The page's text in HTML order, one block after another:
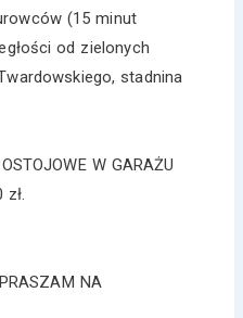
(15 minut
od zielonych
stadnina
W GARAŻU
NA